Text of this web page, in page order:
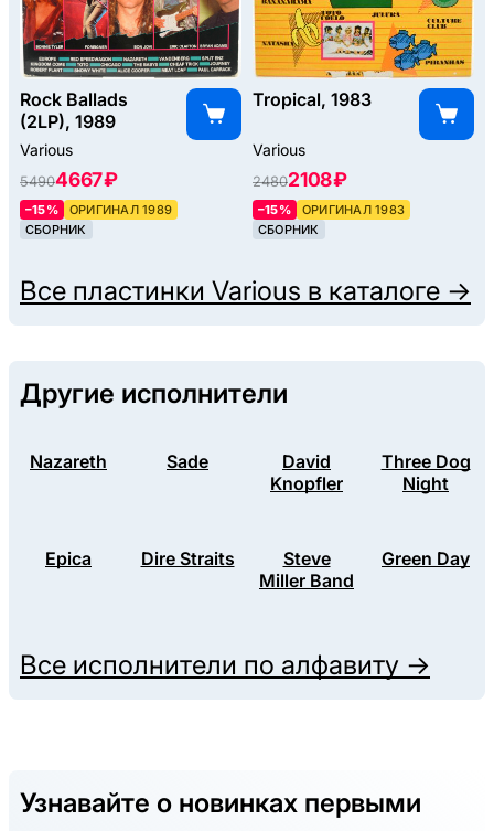
Rock Ballads
(2LP), 1989
Various
54904667 ₽
–15%
ОРИГИНАЛ 1989
СБОРНИК
Tropical, 1983
Various
24802108 ₽
–15%
ОРИГИНАЛ 1983
СБОРНИК
Все пластинки Various в каталоге →
Другие исполнители
Nazareth Sade
David
Knopfler
Three Dog
Night
Epica Dire Straits
Steve
Miller Band
Green Day
Все исполнители по алфавиту →
Узнавайте о новинках первыми